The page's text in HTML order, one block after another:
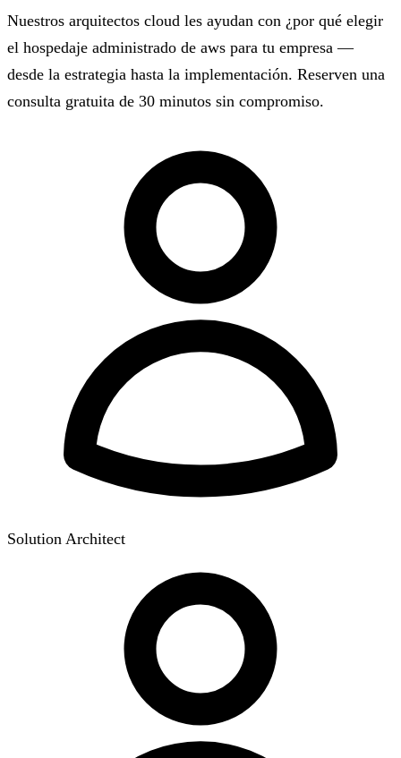
Nuestros arquitectos cloud les ayudan con ¿por qué elegir
el hospedaje administrado de aws para tu empresa —
desde la estrategia hasta la implementación. Reserven una
consulta gratuita de 30 minutos sin compromiso.
Solution Architect